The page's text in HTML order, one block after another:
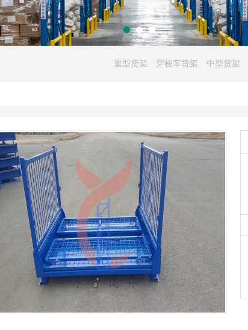
重型货架 穿梭车货架 中型货架